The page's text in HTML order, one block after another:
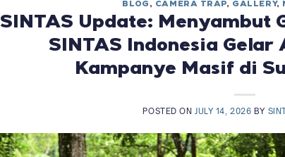
BLOG , CAMERA TRAP, GALLERY,
SINTAS Update: Menyambut
SINTAS Indonesia Gelar
Kampanye Masif di
POSTED ON JULY 14, 2026 BY